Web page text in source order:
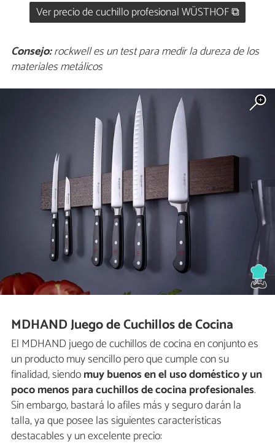
Ver precio de cuchillo profesional WÜSTHOF ⧉
Consejo:rockwell es un test para medir la dureza de los
materiales metálicos
MDHAND Juego de Cuchillos de Cocina
El MDHAND juego de cuchillos de cocina en conjunto es
un producto muy sencillo pero que cumple con su
finalidad, siendomuy buenos en el uso doméstico y un
poco menos para cuchillos de cocina profesionales.
Sin embargo, bastará lo afiles más y seguro darán la
talla, ya que posee las siguientes características
destacables y un excelente precio: